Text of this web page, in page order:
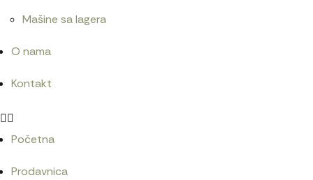
Mašine sa lagera
O nama
Kontakt
Početna
Prodavnica